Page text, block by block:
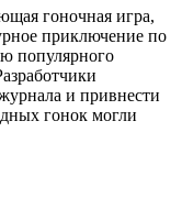
гоночная игра,
приключение по
популярного
и привнести
гонок могли